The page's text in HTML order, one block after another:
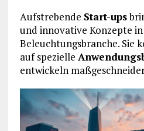
Aufstrebende Start-ups
und innovative Konzepte
Beleuchtungsbranche. Sie
auf spezielle
entwickeln